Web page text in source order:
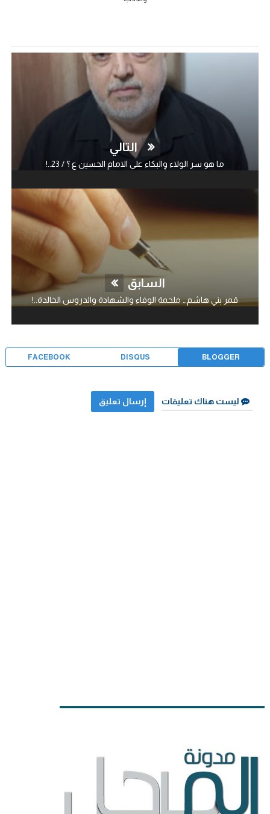
التالي
ما هو سر الولاء والبكاء على الامام الحسين ع ؟ / 23..!
السابق
قمر بني هاشم… ملحمة الوفاء والشهادة والدروس الخالدة..!
BLOGGER
DISQUS
FACEBOOK
ليست هناك تعليقات إرسال تعليق